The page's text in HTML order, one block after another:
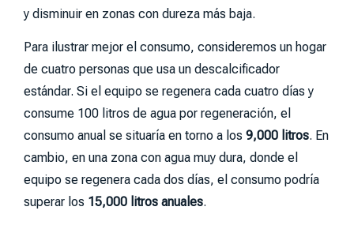
y disminuir en zonas con dureza más baja.
Para ilustrar mejor el consumo, consideremos un hogar
de cuatro personas que usa un descalcificador
estándar. Si el equipo se regenera cada cuatro días y
consume 100 litros de agua por regeneración, el
consumo anual se situaría en torno a los 9,000 litros. En
cambio, en una zona con agua muy dura, donde el
equipo se regenera cada dos días, el consumo podría
superar los 15,000 litros anuales.